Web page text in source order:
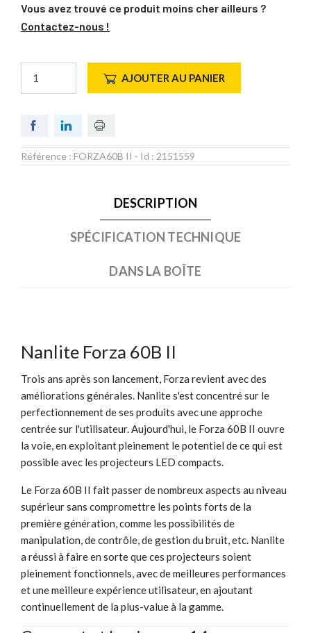
Vous avez trouvé ce produit moins cher ailleurs ?
Contactez-nous !
AJOUTER AU PANIER
Référence : FORZA60B II - Id : 2151559
DESCRIPTION
SPÉCIFICATION TECHNIQUE
DANS LA BOÎTE
Nanlite Forza 60B II
Trois ans après son lancement, Forza revient avec des
améliorations générales. Nanlite s'est concentré sur le
perfectionnement de ses produits avec une approche
centrée sur l'utilisateur. Aujourd'hui, le Forza 60B II ouvre
la voie, en exploitant pleinement le potentiel de ce qui est
possible avec les projecteurs LED compacts.
Le Forza 60B II fait passer de nombreux aspects au niveau
supérieur sans compromettre les points forts de la
première génération, comme les possibilités de
manipulation, de contrôle, de gestion du bruit, etc. Nanlite
a réussi à faire en sorte que ces projecteurs soient
pleinement fonctionnels, avec de meilleures performances
et une meilleure expérience utilisateur, en ajoutant
continuellement de la plus-value à la gamme.